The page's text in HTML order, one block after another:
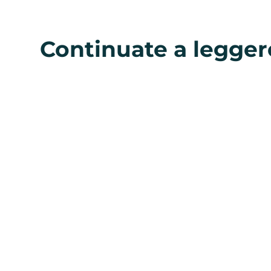
Continuate a